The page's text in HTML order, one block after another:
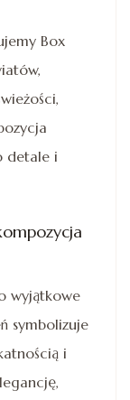
Box
detale i
wyjątkowe
symbolizuje
i